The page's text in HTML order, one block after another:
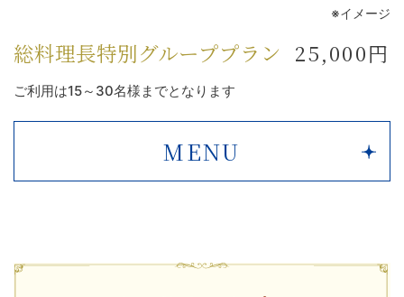
※イメージ
総料理長特別グループプラン 25,000円
ご利用は15～30名様までとなります
MENU